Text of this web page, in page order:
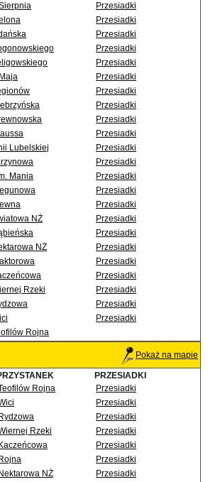
Przesiadki
Przesiadki
Przesiadki
Przesiadki
Przesiadki
Przesiadki
Przesiadki
Przesiadki
Przesiadki
Przesiadki
Lubelskiej
Przesiadki
Przesiadki
Mania
Przesiadki
Przesiadki
Przesiadki
NŻ
Przesiadki
Przesiadki
NŻ
Przesiadki
Przesiadki
Przesiadki
Rzeki
Przesiadki
Przesiadki
Przesiadki
Rojna
Pokaż na mapie
PRZESIADKI
Rojna
Przesiadki
Przesiadki
Rydzowa
Przesiadki
Rzeki
Przesiadki
Kaczeńcowa
Przesiadki
Rojna
Przesiadki
Nektarowa NŻ
Przesiadki